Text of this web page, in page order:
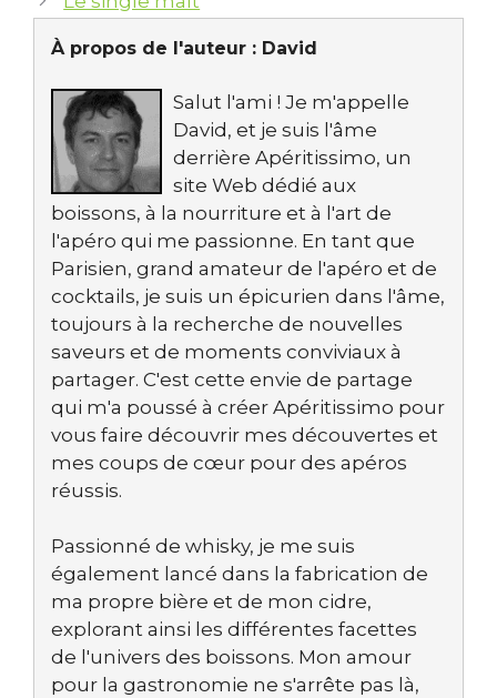
À propos de l'auteur : David
Salut l'ami ! Je m'appelle
David, et je suis l'âme
derrière Apéritissimo, un
site Web dédié aux
boissons, à la nourriture et à l'art de
l'apéro qui me passionne. En tant que
Parisien, grand amateur de l'apéro et de
cocktails, je suis un épicurien dans l'âme,
toujours à la recherche de nouvelles
saveurs et de moments conviviaux à
partager. C'est cette envie de partage
qui m'a poussé à créer Apéritissimo pour
vous faire découvrir mes découvertes et
mes coups de cœur pour des apéros
réussis.
Passionné de whisky, je me suis
également lancé dans la fabrication de
ma propre bière et de mon cidre,
explorant ainsi les différentes facettes
de l'univers des boissons. Mon amour
pour la gastronomie ne s'arrête pas là,